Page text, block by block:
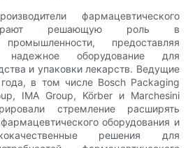
фармацевтического
решающую роль в
предоставляя
надежное оборудование для
и упаковки лекарств. Ведущие
года, в том числе Bosch Packaging
IMA Group, Körber и Marchesini
стремление расширять
оборудования и
решения для